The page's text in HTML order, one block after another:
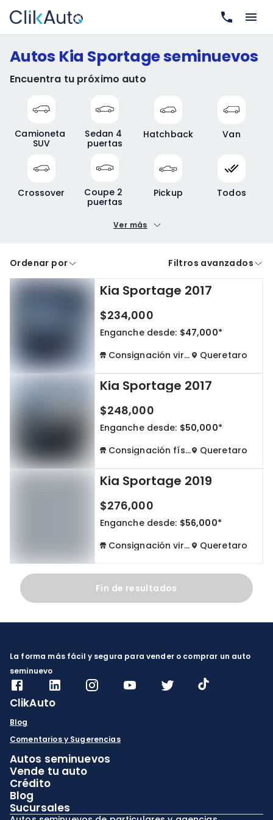
Autos Kia Sportage seminuevos
Encuentra tu próximo auto
Camioneta
SUV
Sedan 4
puertas
Hatchback Van
Crossover
Coupe 2
puertas
Pickup Todos
Precio máximo
A crédito De contado
Cdmx y Edo Mex Querétaro
Negociar precio
Borrar todo
Ver más
Ordenar por Filtros avanzados
Kia Sportage 2017
$234,000
Enganche desde: $47,000*
Consignación virtual
Queretaro
Kia Sportage 2017
$248,000
Enganche desde: $50,000*
Consignación física
Queretaro
Kia Sportage 2019
$276,000
Enganche desde: $56,000*
Consignación virtual
Queretaro
Fin de resultados
La forma más fácil y segura para vender o comprar un auto
seminuevo
ClikAuto
Blog
Comentarios y Sugerencias
Autos seminuevos
Vende tu auto
Crédito
Blog
Sucursales